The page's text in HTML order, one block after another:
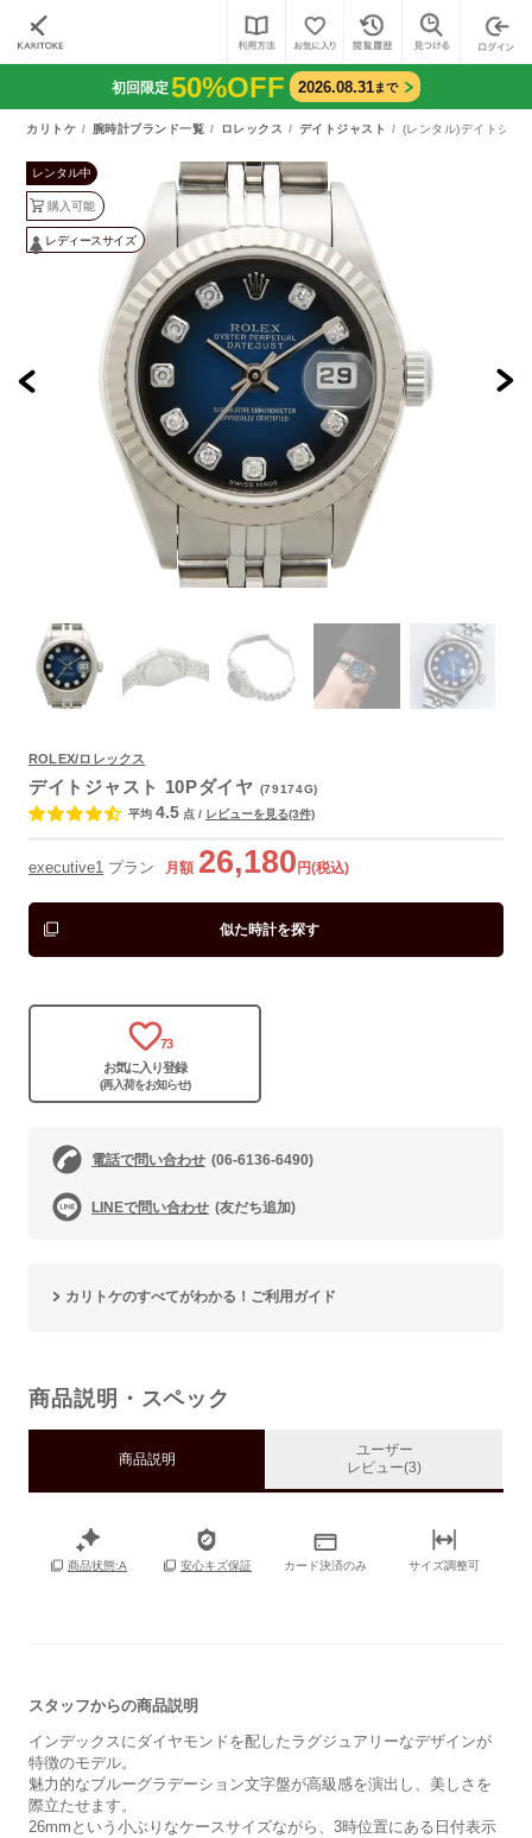
初回限定50%OFF 2026.08.31まで
カリトケ 腕時計ブランド一覧 ロレックス デイトジャスト (レンタル)デイトジャ
レンタル中
購入可能
レディースサイズ
ROLEX/ロレックス
デイトジャスト 10Pダイヤ (79174G)
平均 4.5 点 / レビューを見る(3件)
executive1 プラン 月額 26,180 円(税込)
似た時計を探す
73
お気に入り登録
(再入荷をお知らせ)
電話で問い合わせ (06-6136-6490)
LINEで問い合わせ (友だち追加)
カリトケのすべてがわかる！ご利用ガイド
商品説明・スペック
商品説明
ユーザー
レビュー(3)
商品状態:A 安心キズ保証 カード決済のみ サイズ調整可
スタッフからの商品説明
インデックスにダイヤモンドを配したラグジュアリーなデザインが
特徴のモデル。
魅力的なブルーグラデーション文字盤が高級感を演出し、美しさを
際立たせます。
26mmという小ぶりなケースサイズながら、3時位置にある日付表示
よくあるご質問